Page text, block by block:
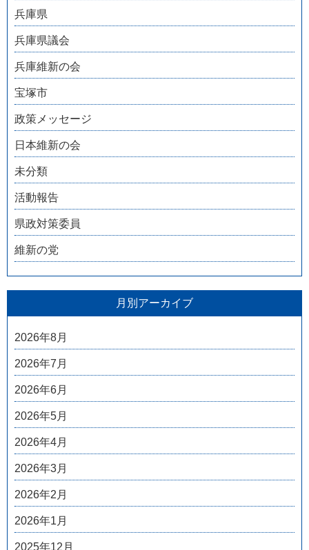
兵庫県
兵庫県議会
兵庫維新の会
宝塚市
政策メッセージ
日本維新の会
未分類
活動報告
県政対策委員
維新の党
月別アーカイブ
2026年8月
2026年7月
2026年6月
2026年5月
2026年4月
2026年3月
2026年2月
2026年1月
2025年12月